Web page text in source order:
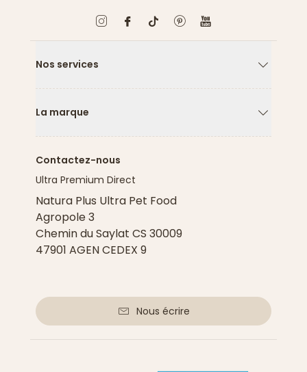
Nos services
La marque
Contactez-nous
Ultra Premium Direct
Natura Plus Ultra Pet Food
Agropole 3
Chemin du Saylat CS 30009
47901 AGEN CEDEX 9
Nous écrire